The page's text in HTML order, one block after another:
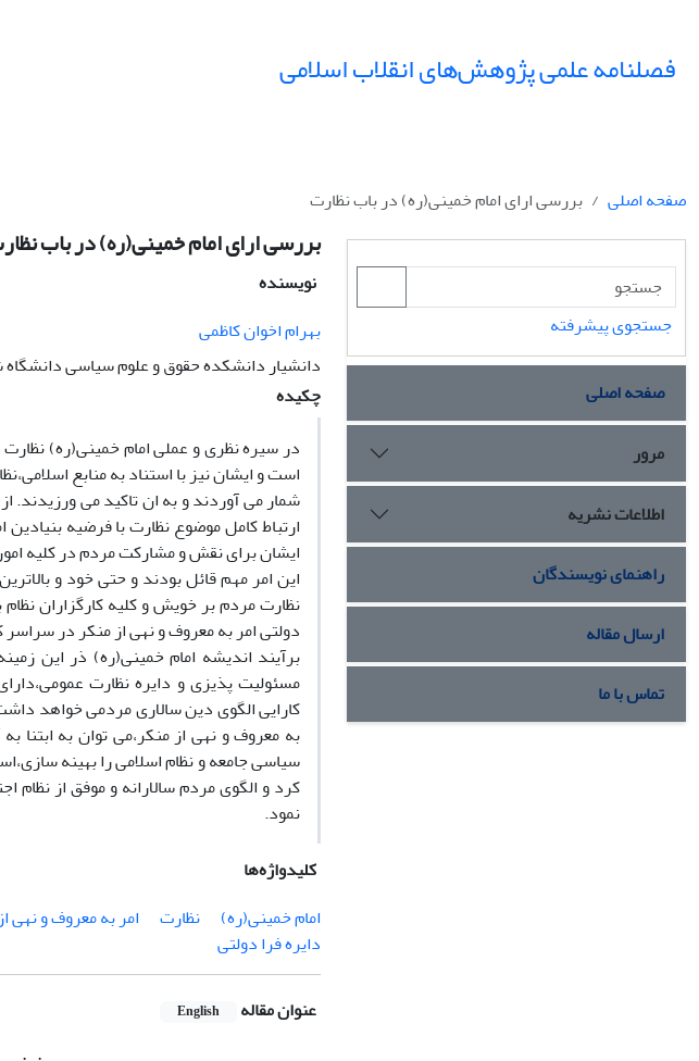
فصلنامه علمی پژوهش‌های انقلاب اسلامی
صفحه اصلی بررسی ارای امام خمینی(ره) در باب نظارت
بررسی ارای امام خمینی(ره) در باب
نویسنده
بهرام اخوان کاظمی
دانشیار دانشکده حقوق و علوم سیاسی دانشگاه
چکیده
در سیره نظری و عملی امام خمینی(ره)
است و ایشان نیز با استناد به منابع
شمار می آوردند و به ان تاکید می ورزیدند.
ارتباط کامل موضوع نظارت با فرضیه
ایشان برای نقش و مشارکت مردم در کلیه
این امر مهم قائل بودند و حتی خود و
نظارت مردم بر خویش و کلیه کارگزاران
دولتی امر به معروف و نهی از منکر در
برآیند اندیشه امام خمینی(ره) ذر این
مسئولیت پذیزی و دایره نظارت
کارایی الگوی دین سالاری مردمی خواهد
به معروف و نهی از منکر،می توان به ابتنا
سیاسی جامعه و نظام اسلامی را بهینه
کرد و الگوی مردم سالارانه و موفق از
نمود.
کلیدواژه‌ها
امام خمینی(ره)
نظارت امر به معروف و نهی
دایره فرا دولتی
عنوان مقاله English
جستجوی پیشرفته
صفحه اصلی
مرور
اطلاعات نشریه
راهنمای نویسندگان
ارسال مقاله
تماس با ما